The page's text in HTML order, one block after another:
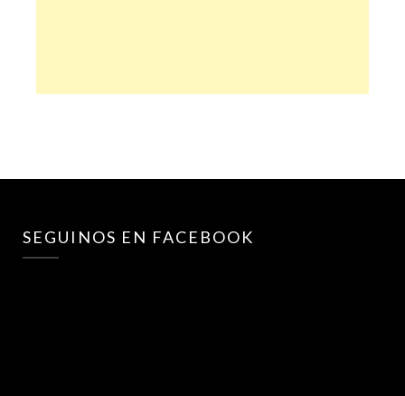
SEGUINOS EN FACEBOOK